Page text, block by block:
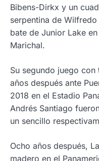
Bibens-Dirkx y un
serpentina de
bate de Junior Lake
Marichal.
Su segundo juego
años después ante
2018 en el Estadio
Andrés Santiago
un sencillo
Ocho años después,
madero en el